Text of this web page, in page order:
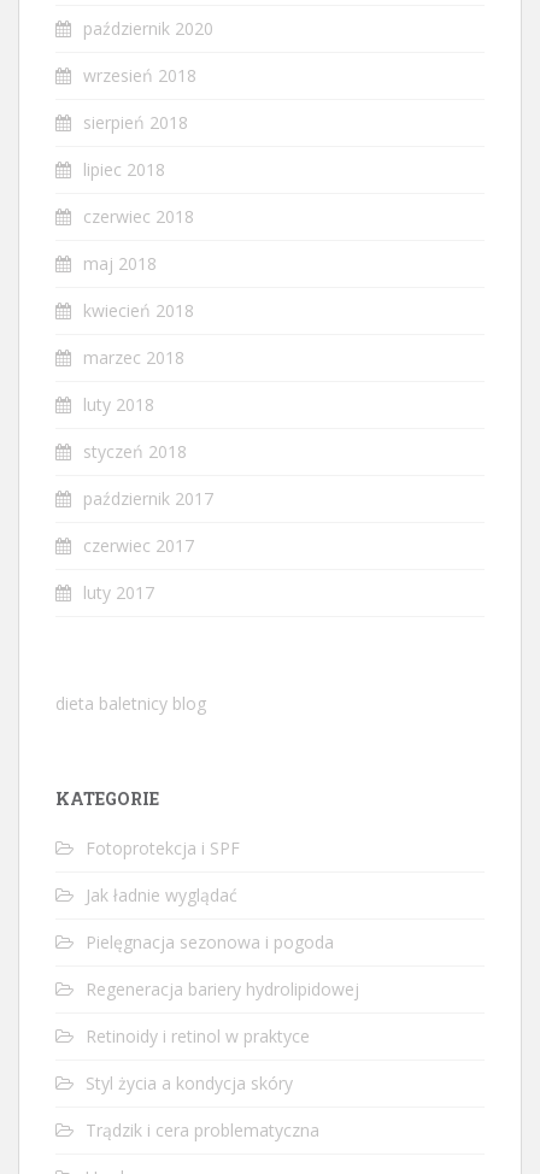
październik 2020
wrzesień 2018
sierpień 2018
lipiec 2018
czerwiec 2018
maj 2018
kwiecień 2018
marzec 2018
luty 2018
styczeń 2018
październik 2017
czerwiec 2017
luty 2017
dieta baletnicy blog
KATEGORIE
Fotoprotekcja i SPF
Jak ładnie wyglądać
Pielęgnacja sezonowa i pogoda
Regeneracja bariery hydrolipidowej
Retinoidy i retinol w praktyce
Styl życia a kondycja skóry
Trądzik i cera problematyczna